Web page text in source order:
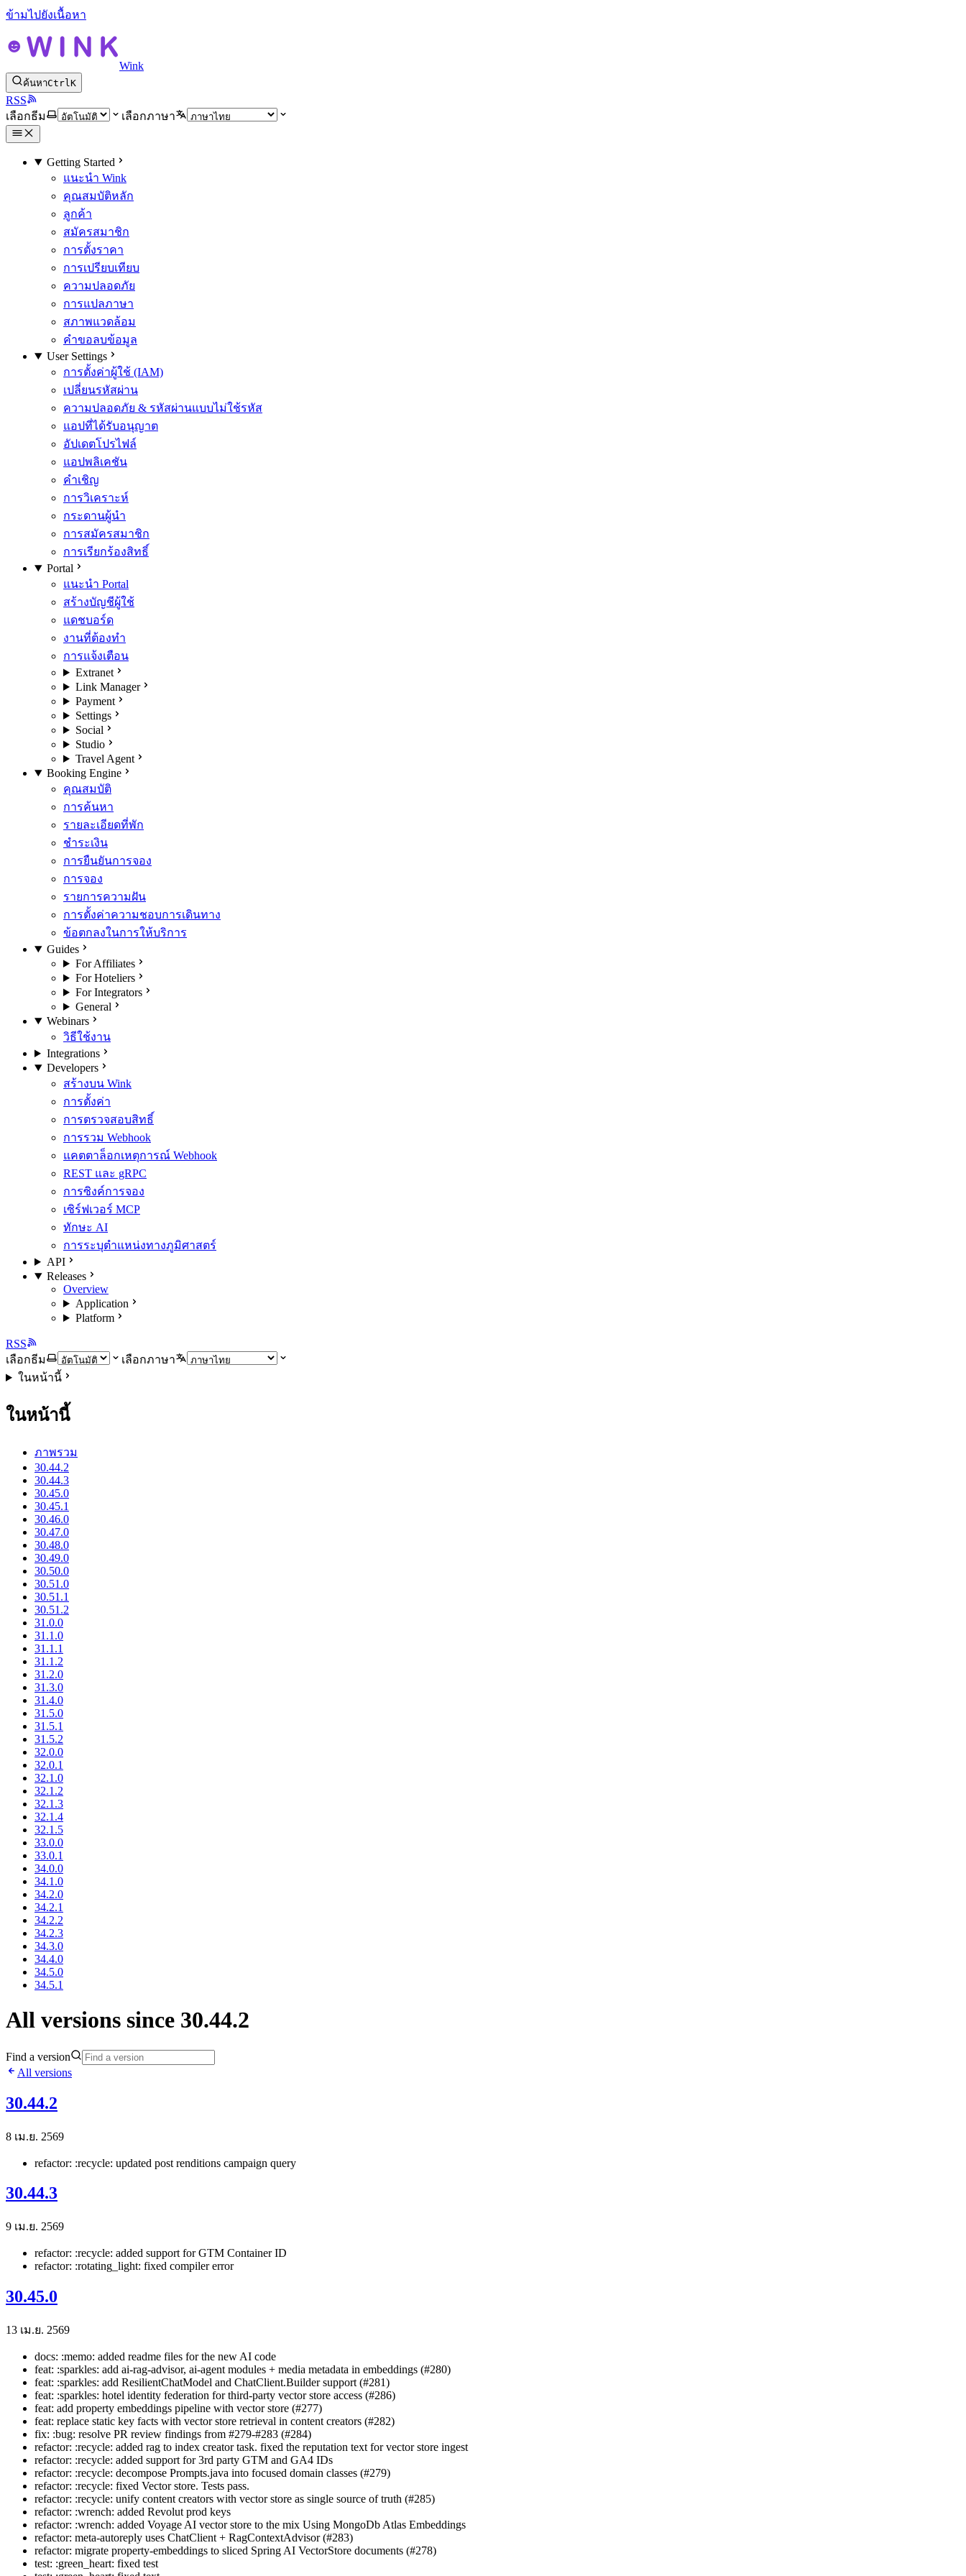
ข้ามไปยังเนื้อหา
Wink
ค้นหาCtrlK
RSS
เลือกธีม
เลือกภาษา
Getting Started
แนะนำ Wink
คุณสมบัติหลัก
ลูกค้า
สมัครสมาชิก
การตั้งราคา
การเปรียบเทียบ
ความปลอดภัย
การแปลภาษา
สภาพแวดล้อม
คำขอลบข้อมูล
User Settings
การตั้งค่าผู้ใช้ (IAM)
เปลี่ยนรหัสผ่าน
ความปลอดภัย & รหัสผ่านแบบไม่ใช้รหัส
แอปที่ได้รับอนุญาต
อัปเดตโปรไฟล์
แอปพลิเคชัน
คำเชิญ
การวิเคราะห์
กระดานผู้นำ
การสมัครสมาชิก
การเรียกร้องสิทธิ์
Portal
แนะนำ Portal
สร้างบัญชีผู้ใช้
แดชบอร์ด
งานที่ต้องทำ
การแจ้งเตือน
Extranet
Link Manager
Payment
Settings
Social
Studio
Travel Agent
Booking Engine
คุณสมบัติ
การค้นหา
รายละเอียดที่พัก
ชำระเงิน
การยืนยันการจอง
การจอง
รายการความฝัน
การตั้งค่าความชอบการเดินทาง
ข้อตกลงในการให้บริการ
Guides
For Affiliates
For Hoteliers
For Integrators
General
Webinars
วิธีใช้งาน
Integrations
Developers
สร้างบน Wink
การตั้งค่า
การตรวจสอบสิทธิ์
การรวม Webhook
แคตตาล็อกเหตุการณ์ Webhook
REST และ gRPC
การซิงค์การจอง
เซิร์ฟเวอร์ MCP
ทักษะ AI
การระบุตำแหน่งทางภูมิศาสตร์
API
Releases
Overview
Application
Platform
RSS
เลือกธีม
เลือกภาษา
ในหน้านี้
ในหน้านี้
ภาพรวม
30.44.2
30.44.3
30.45.0
30.45.1
30.46.0
30.47.0
30.48.0
30.49.0
30.50.0
30.51.0
30.51.1
30.51.2
31.0.0
31.1.0
31.1.1
31.1.2
31.2.0
31.3.0
31.4.0
31.5.0
31.5.1
31.5.2
32.0.0
32.0.1
32.1.0
32.1.2
32.1.3
32.1.4
32.1.5
33.0.0
33.0.1
34.0.0
34.1.0
34.2.0
34.2.1
34.2.2
34.2.3
34.3.0
34.4.0
34.5.0
34.5.1
All versions since 30.44.2
Find a version
All versions
30.44.2
8 เม.ย. 2569
refactor: :recycle: updated post renditions campaign query
30.44.3
9 เม.ย. 2569
refactor: :recycle: added support for GTM Container ID
refactor: :rotating_light: fixed compiler error
30.45.0
13 เม.ย. 2569
docs: :memo: added readme files for the new AI code
feat: :sparkles: add ai-rag-advisor, ai-agent modules + media metadata in embeddings (#280)
feat: :sparkles: add ResilientChatModel and ChatClient.Builder support (#281)
feat: :sparkles: hotel identity federation for third-party vector store access (#286)
feat: add property embeddings pipeline with vector store (#277)
feat: replace static key facts with vector store retrieval in content creators (#282)
fix: :bug: resolve PR review findings from #279-#283 (#284)
refactor: :recycle: added rag to index creator task. fixed the reputation text for vector store ingest
refactor: :recycle: added support for 3rd party GTM and GA4 IDs
refactor: :recycle: decompose Prompts.java into focused domain classes (#279)
refactor: :recycle: fixed Vector store. Tests pass.
refactor: :recycle: unify content creators with vector store as single source of truth (#285)
refactor: :wrench: added Revolut prod keys
refactor: :wrench: added Voyage AI vector store to the mix Using MongoDb Atlas Embeddings
refactor: meta-autoreply uses ChatClient + RagContextAdvisor (#283)
refactor: migrate property-embeddings to sliced Spring AI VectorStore documents (#278)
test: :green_heart: fixed test